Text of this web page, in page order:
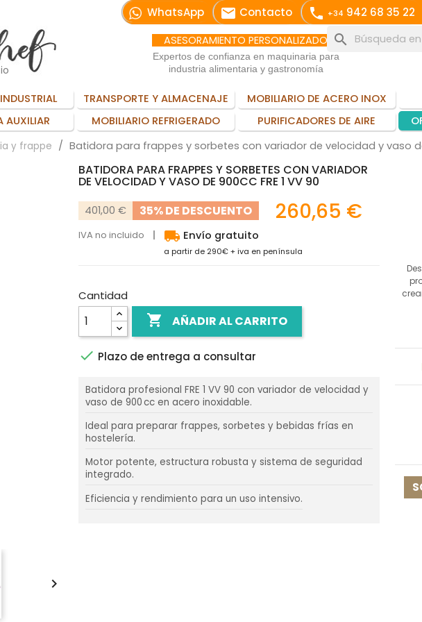
WhatsApp email Contacto call +34 942 68 35 22
ASESORAMIENTO PERSONALIZADO
Expertos de confianza en maquinaria para
industria alimentaria y gastronomía
search
TRANSPORTE Y ALMACENAJE MOBILIARIO DE ACERO INOX
AUXILIAR
MOBILIARIO REFRIGERADO PURIFICADORES DE AIRE
y frappe Batidora para frappes y sorbetes con variador de velocidad y vaso de

BATIDORA PARA FRAPPES Y SORBETES CON VARIADOR
DE VELOCIDAD Y VASO DE 900CC FRE 1 VV 90
401,00 € 35% DE DESCUENTO 260,65 €
IVA no incluido local_shipping Envío gratuito
a partir de 290€ + iva en península
Cantidad
 AÑADIR AL CARRITO
 Plazo de entrega a consultar
Batidora profesional FRE 1 VV 90 con variador de velocidad y
vaso de 900 cc en acero inoxidable.
Ideal para preparar frappes, sorbetes y bebidas frías en
hostelería.
Motor potente, estructura robusta y sistema de seguridad
integrado.
Eficiencia y rendimiento para un uso intensivo.